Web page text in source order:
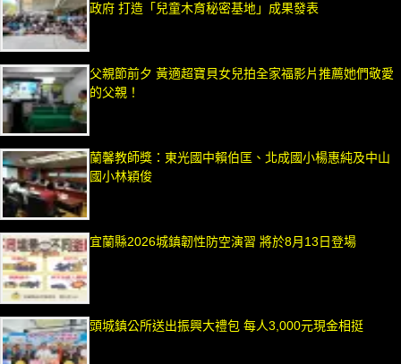
政府 打造「兒童木育秘密基地」成果發表
父親節前夕 黃適超寶貝女兒拍全家福影片推薦她們敬愛
的父親！
蘭馨教師獎：東光國中賴伯匡、北成國小楊惠純及中山
國小林穎俊
宜蘭縣2026城鎮韌性防空演習 將於8月13日登場
頭城鎮公所送出振興大禮包 每人3,000元現金相挺